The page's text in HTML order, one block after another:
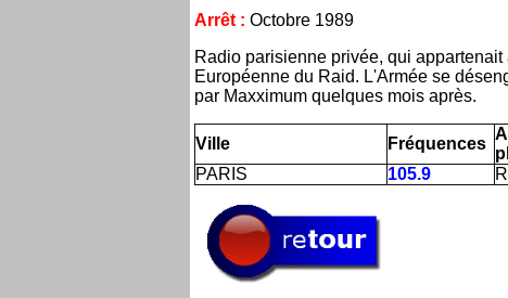
Arrêt : Octobre 1989
Radio parisienne privée, qui
Européenne du Raid. L'Armée se
par Maxximum quelques mois après.
Ville Fréquences
PARIS
105.9